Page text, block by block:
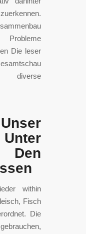
Die leser
diverse
Den
within
Fisch
Die